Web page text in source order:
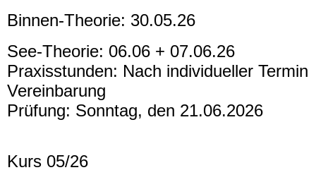
Binnen-Theorie: 30.05.26
See-Theorie: 06.06 + 07.06.26
Praxisstunden: Nach individueller Termin
Vereinbarung
Prüfung: Sonntag, den 21.06.2026
Kurs 05/26